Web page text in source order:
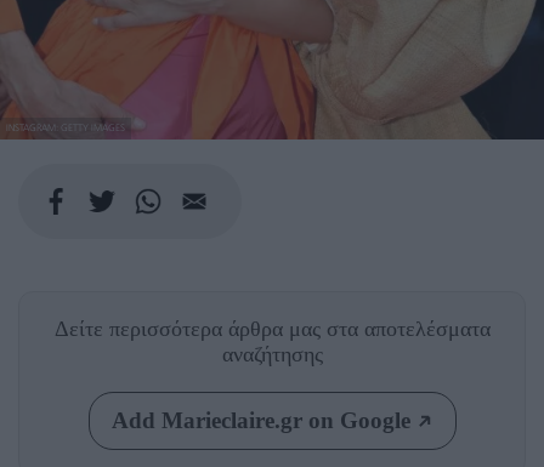
INSTAGRAM: GETTY IMAGES
Δείτε περισσότερα άρθρα μας στα αποτελέσματα
αναζήτησης
Add Marieclaire.gr on Google